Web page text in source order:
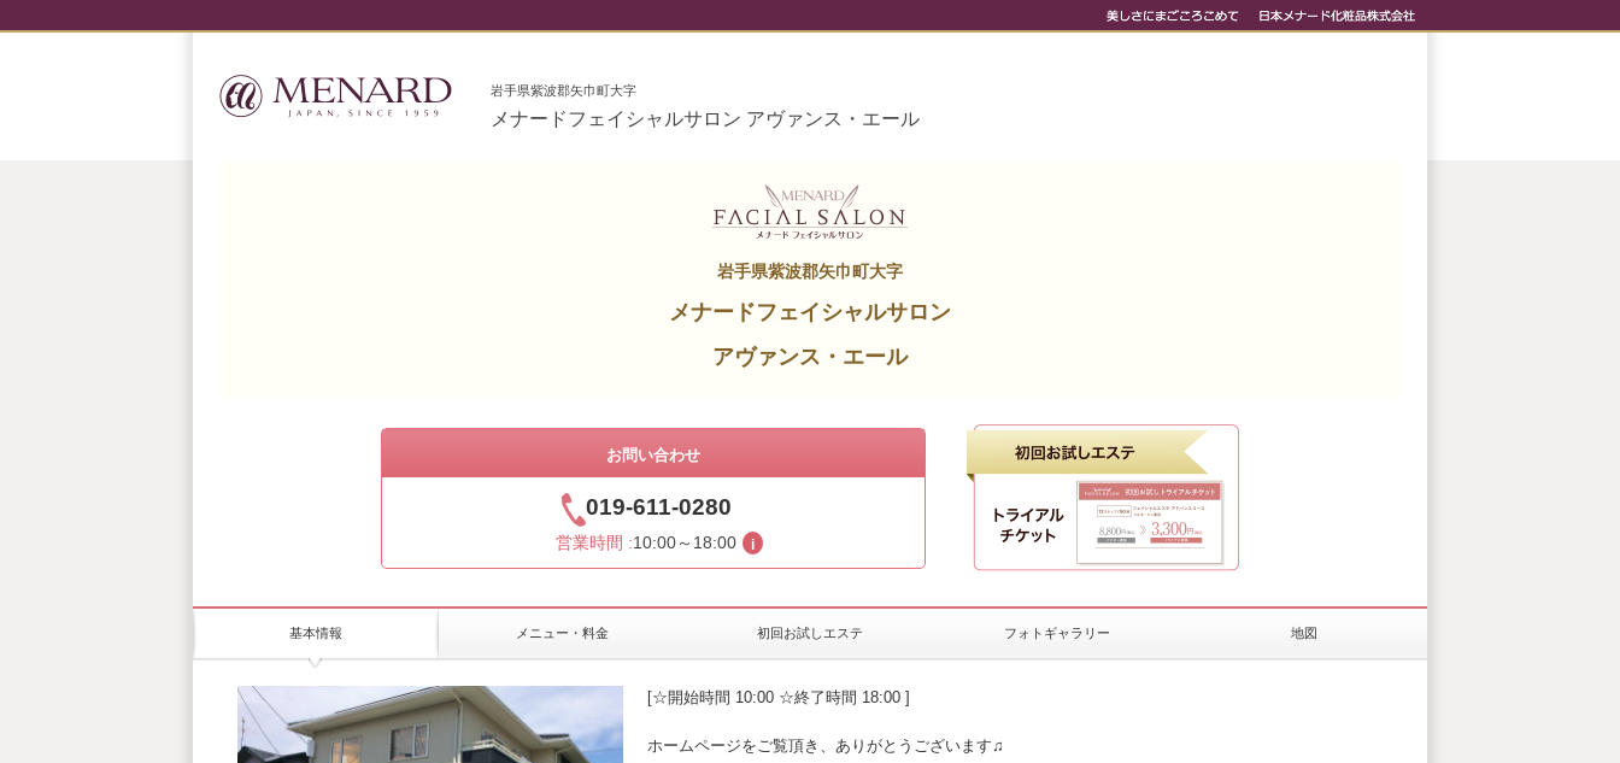
岩手県紫波郡矢巾町大字
メナードフェイシャルサロン アヴァンス・エール
岩手県紫波郡矢巾町大字
メナードフェイシャルサロン
アヴァンス・エール
お問い合わせ
019-611-0280
営業時間 :10:00～18:00
基本情報 メニュー・料金 初回お試しエステ フォトギャラリー 地図
[☆開始時間 10:00 ☆終了時間 18:00 ]
ホームページをご覧頂き、ありがとうございます♫